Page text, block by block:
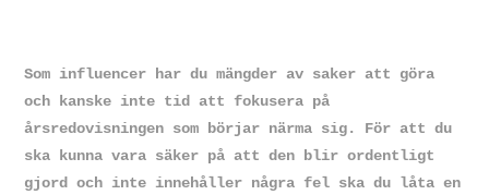
Som influencer har du mängder av saker att göra
och kanske inte tid att fokusera på
årsredovisningen som börjar närma sig. För att du
ska kunna vara säker på att den blir ordentligt
gjord och inte innehåller några fel ska du låta en